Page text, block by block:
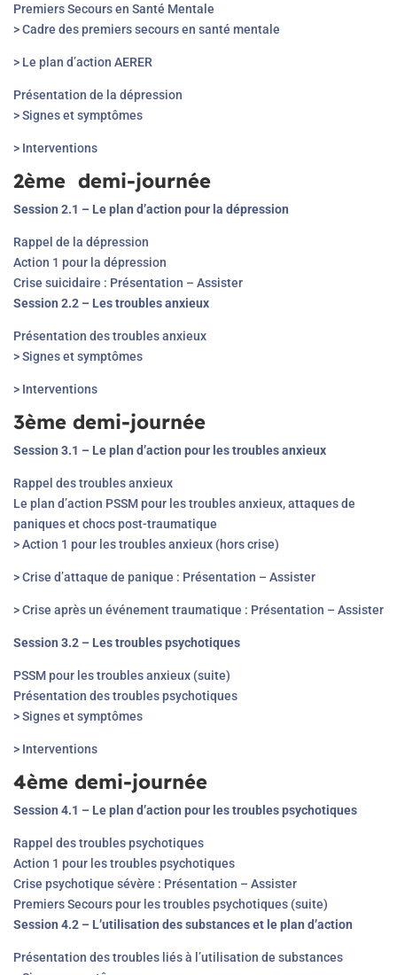
Premiers Secours en Santé Mentale
> Cadre des premiers secours en santé mentale
> Le plan d’action AERER
Présentation de la dépression
> Signes et symptômes
> Interventions
2ème demi-journée
Session 2.1 – Le plan d’action pour la dépression
Rappel de la dépression
Action 1 pour la dépression
Crise suicidaire : Présentation – Assister
Session 2.2 – Les troubles anxieux
Présentation des troubles anxieux
> Signes et symptômes
> Interventions
3ème demi-journée
Session 3.1 – Le plan d’action pour les troubles anxieux
Rappel des troubles anxieux
Le plan d’action PSSM pour les troubles anxieux, attaques de
paniques et chocs post-traumatique
> Action 1 pour les troubles anxieux (hors crise)
> Crise d’attaque de panique : Présentation – Assister
> Crise après un événement traumatique : Présentation – Assister
Session 3.2 – Les troubles psychotiques
PSSM pour les troubles anxieux (suite)
Présentation des troubles psychotiques
> Signes et symptômes
> Interventions
4ème demi-journée
Session 4.1 – Le plan d’action pour les troubles psychotiques
Rappel des troubles psychotiques
Action 1 pour les troubles psychotiques
Crise psychotique sévère : Présentation – Assister
Premiers Secours pour les troubles psychotiques (suite)
Session 4.2 – L’utilisation des substances et le plan d’action
Présentation des troubles liés à l’utilisation de substances